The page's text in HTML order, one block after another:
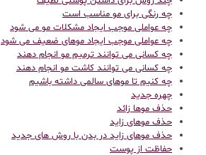
چه رنگی برای مو مناسب است
چه عواملی موجب ایجاد مشکلات مو می شود
چه عواملی موجب ایجاد موهای ضعیف می شود
چه کسانی می توانند ترمیم مو انجام دهند
چه کسانی می توانند کاشت مو انجام دهند
چه کنیم تا موهای سالمی داشته باشیم
چهره جدید
حذف موها زائد
حذف موهای زاید
حذف موهای زاید در بدن با روش های جدید
حفاظت از پوست